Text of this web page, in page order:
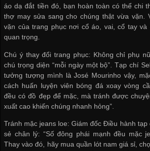
áo dạ đắt tiền đó, bạn hoàn toàn có thể chi
thợ may sửa sang cho chúng thật vừa vặn.
vặn của trang phục nơi cổ áo, vai, cổ tay và
quan trọng.
Chú ý thay đổi trang phục: Không chỉ phụ
chú trọng diện “mỗi ngày một bộ”. Tạp chí
tưởng tượng mình là José Mourinho vậy,
cách huấn luyện viên bóng đá xoay vòng
đều có đồ đẹp để mặc, mà tránh được
xuất cao khiến chúng nhanh hỏng”.
Tránh mặc jeans loe: Giám đốc Điều hành tạp
sẻ chân lý: “Số đông phái mạnh đều mặc
Thay vào đó, hãy mua quần lót nam giá sỉ,